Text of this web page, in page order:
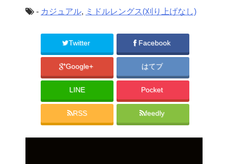
- カジュアル, ミドルレングス(刈り上げなし)
Twitter Facebook
Google+ はてブ
LINE Pocket
RSS feedly